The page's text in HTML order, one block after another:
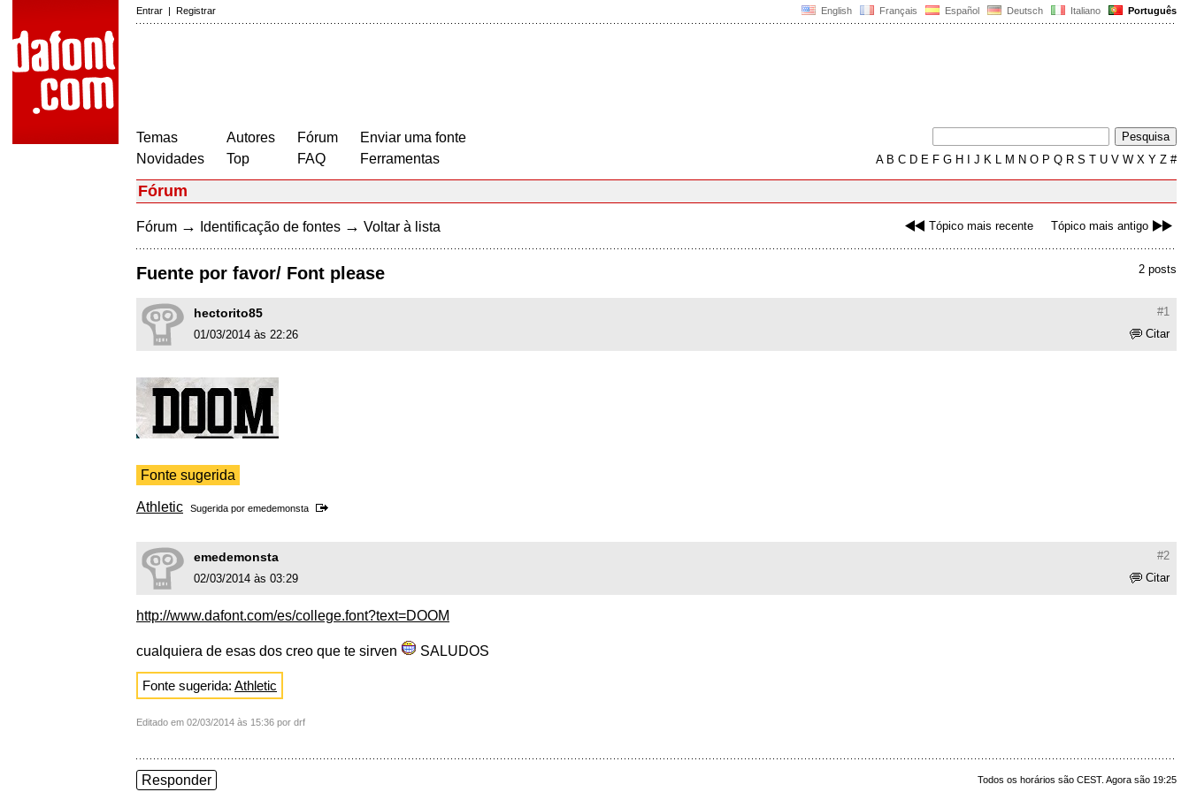
English Français Español Deutsch Italiano Português
Entrar | Registrar
Temas
Novidades
Autores
Top
Fórum
FAQ
Enviar uma fonte
Ferramentas
AB C D E F G H J K L M N O P Q R S T U V W X Y Z #
Fórum
Tópico mais recente Tópico mais antigo
Fórum → Identificação de fontes → Voltar à lista
2 posts
Fuente por favor/ Font please
#1
hectorito85
Citar
01/03/2014 às 22:26
Fonte sugerida
Athletic Sugerida por emedemonsta
#2
emedemonsta
Citar
02/03/2014 às 03:29
http://www.dafont.com/es/college.font?text=DOOM
cualquiera de esas dos creo que te sirven SALUDOS
Fonte sugerida: Athletic
Editado em 02/03/2014 às 15:36 por drf
Todos os horários são CEST. Agora são 19:25
Responder